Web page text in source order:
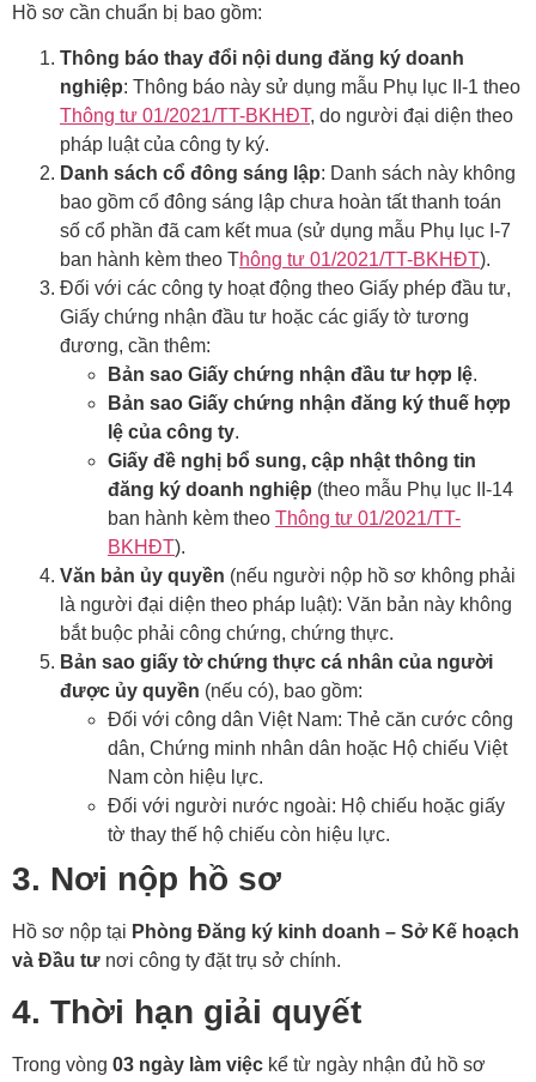
Hồ sơ cần chuẩn bị bao gồm:
Thông báo thay đổi nội dung đăng ký doanh
nghiệp: Thông báo này sử dụng mẫu Phụ lục II-1 theo
Thông tư 01/2021/TT-BKHĐT, do người đại diện theo
pháp luật của công ty ký.
Danh sách cổ đông sáng lập: Danh sách này không
bao gồm cổ đông sáng lập chưa hoàn tất thanh toán
số cổ phần đã cam kết mua (sử dụng mẫu Phụ lục I-7
ban hành kèm theo Thông tư 01/2021/TT-BKHĐT).
Đối với các công ty hoạt động theo Giấy phép đầu tư,
Giấy chứng nhận đầu tư hoặc các giấy tờ tương
đương, cần thêm:
Bản sao Giấy chứng nhận đầu tư hợp lệ.
Bản sao Giấy chứng nhận đăng ký thuế hợp
lệ của công ty.
Giấy đề nghị bổ sung, cập nhật thông tin
đăng ký doanh nghiệp (theo mẫu Phụ lục II-14
ban hành kèm theo Thông tư 01/2021/TT-
BKHĐT).
Văn bản ủy quyền (nếu người nộp hồ sơ không phải
là người đại diện theo pháp luật): Văn bản này không
bắt buộc phải công chứng, chứng thực.
Bản sao giấy tờ chứng thực cá nhân của người
được ủy quyền (nếu có), bao gồm:
Đối với công dân Việt Nam: Thẻ căn cước công
dân, Chứng minh nhân dân hoặc Hộ chiếu Việt
Nam còn hiệu lực.
Đối với người nước ngoài: Hộ chiếu hoặc giấy
tờ thay thế hộ chiếu còn hiệu lực.
3. Nơi nộp hồ sơ
Hồ sơ nộp tại Phòng Đăng ký kinh doanh – Sở Kế hoạch
và Đầu tư nơi công ty đặt trụ sở chính.
4. Thời hạn giải quyết
Trong vòng 03 ngày làm việc kể từ ngày nhận đủ hồ sơ